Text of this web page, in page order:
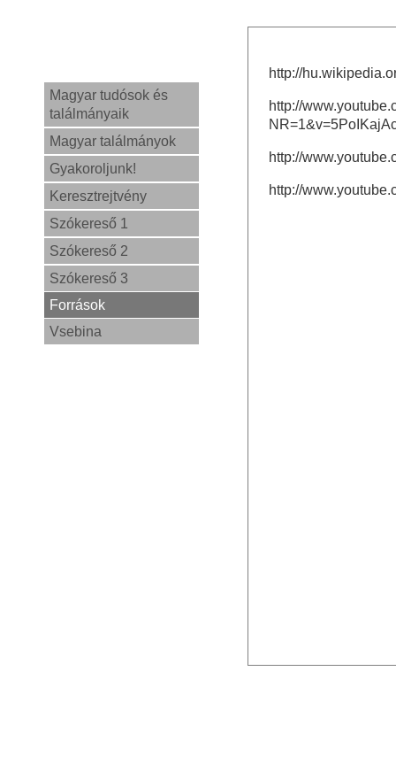
Magyar tudósok és
találmányaik
Magyar találmányok
Gyakoroljunk!
Keresztrejtvény
Szókereső 1
Szókereső 2
Szókereső 3
Források
Vsebina
http://
http://
http://
http://